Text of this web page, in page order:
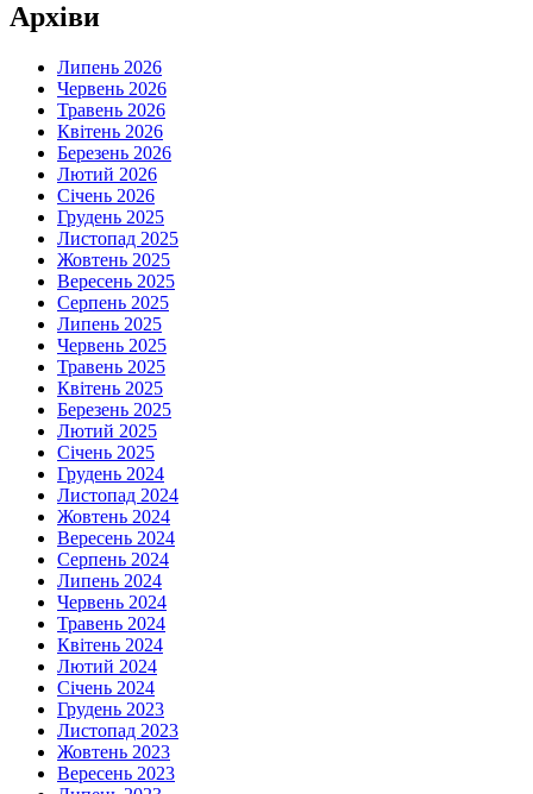
Архіви
Липень 2026
Червень 2026
Травень 2026
Квітень 2026
Березень 2026
Лютий 2026
Січень 2026
Грудень 2025
Листопад 2025
Жовтень 2025
Вересень 2025
Серпень 2025
Липень 2025
Червень 2025
Травень 2025
Квітень 2025
Березень 2025
Лютий 2025
Січень 2025
Грудень 2024
Листопад 2024
Жовтень 2024
Вересень 2024
Серпень 2024
Липень 2024
Червень 2024
Травень 2024
Квітень 2024
Лютий 2024
Січень 2024
Грудень 2023
Листопад 2023
Жовтень 2023
Вересень 2023